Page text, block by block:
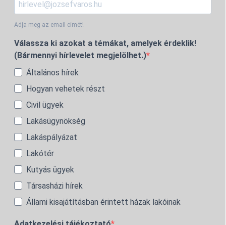
Adja meg az email címét!
Válassza ki azokat a témákat, amelyek érdeklik!
(Bármennyi hírlevelet megjelölhet.)
Általános hírek
Hogyan vehetek részt
Civil ügyek
Lakásügynökség
Lakáspályázat
Lakótér
Kutyás ügyek
Társasházi hírek
Állami kisajátításban érintett házak lakóinak